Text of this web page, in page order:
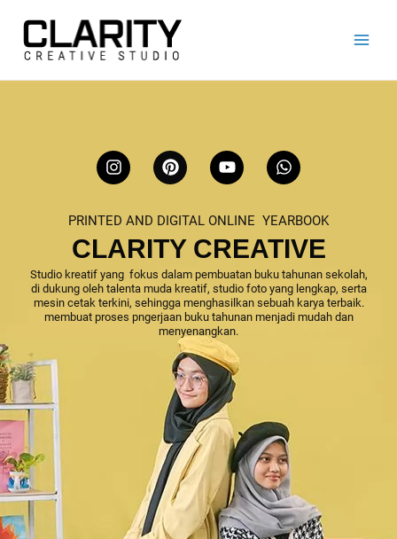
konten
I
n
a
g
r
a
m
P
i
e
r
e
s
t
Y
o
u
b
e
W
h
s
a
p
p
PRINTED AND DIGITAL ONLINE YEARBOOK
CLARITY CREATIVE
Studio kreatif yang fokus dalam pembuatan buku tahunan sekolah,
di dukung oleh talenta muda kreatif, studio foto yang lengkap, serta
mesin cetak terkini, sehingga menghasilkan sebuah karya terbaik.
membuat proses pngerjaan buku tahunan menjadi mudah dan
menyenangkan.